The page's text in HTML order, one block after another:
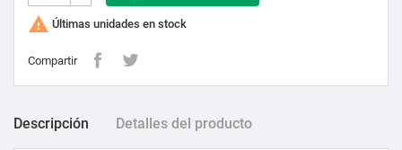
 Últimas unidades en stock
Compartir
Descripción Detalles del producto